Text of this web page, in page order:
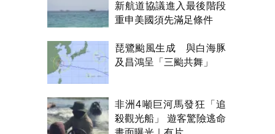
新航道協議進入最後階段
重申美國須先滿足條件
琵鷺颱風生成 與白海豚
及昌鴻呈「三颱共舞」
非洲4噸巨河馬發狂「追
殺觀光船」 遊客驚險逃命